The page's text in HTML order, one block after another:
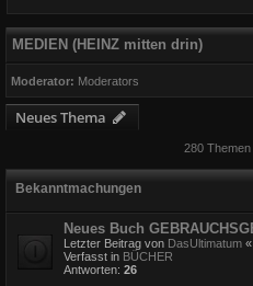
MEDIEN (HEINZ mitten drin)
Moderator: Moderators
Neues Thema
280 Themen
Bekanntmachungen
Neues Buch
Letzter Beitrag von DasUltimatum «
Verfasst in BÜCHER
Antworten: 26